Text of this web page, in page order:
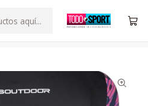
OFICIAL DE SCORINGRIGHT CHILE